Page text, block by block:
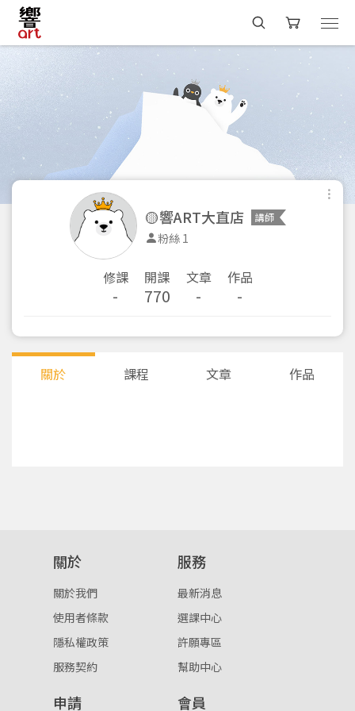
入。
重設密碼
點擊下方「確定」將前一位使用者強制登出。
確定
取消
🟡響ART大直店 講師
粉絲 1
修課
-
開課
770
文章
-
作品
-
關於 課程 文章 作品
關於
關於我們
使用者條款
隱私權政策
服務契約
服務
最新消息
選課中心
許願專區
幫助中心
申請 會員